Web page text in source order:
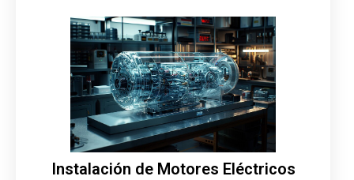
Instalación de Motores Eléctricos